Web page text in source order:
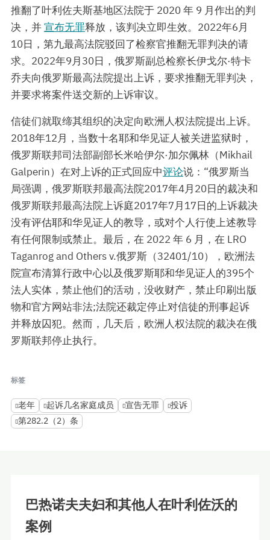
推翻了叶利佐夫斯基地区法院于 2020 年 9 月作出的判
决，并宣布无罪释放，该判决立即生效。2022年6月
10日，第九最高法院驳回了检察官推翻无罪判决的请
求。2022年9月30日，俄罗斯副总检察长伊戈尔·特卡
乔夫向俄罗斯最高法院提出上诉，要求推翻无罪判决，
并要求将案件送交新的上诉审议。
信徒们就取缔其组织的决定向欧洲人权法院提出上诉。
2018年12月，当数十名耶和华见证人被关进监狱时，
俄罗斯联邦司法部副部长米哈伊尔·加尔佩林（Mikhail
Galperin）在对上诉的正式回应中评论说：“俄罗斯当
局强调，俄罗斯联邦最高法院2017年4月20日的裁决和
俄罗斯联邦最高法院上诉庭2017年7月17日的上诉裁决
没有评估耶和华见证人的教导，或对个人行使上述教导
有任何限制或禁止。最后，在 2022 年 6 月， 在 LRO
Taganrog and Others v.俄罗斯（32401/10），欧洲法
院宣布清算行政中心以及俄罗斯耶和华见证人的395个
法人实体，禁止他们的活动，没收财产，禁止印刷出版
物和官方网站非法;法院还裁定停止对信徒的刑事起诉
并释放囚犯。然而，几天后，欧洲人权法院的裁决在俄
罗斯联邦停止执行。
标签
老年 起诉几名家庭成员 宣告无罪
投诉
第282.2（2）条
巴热诺夫夫妇和其他人在叶利佐沃的
案例